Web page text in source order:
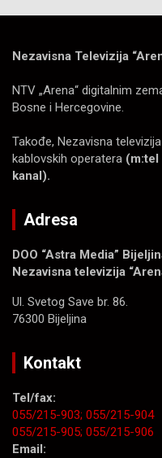
Nezavisna Televizija
NTV „Arena“ digitalnim
Bosne i Hercegovine.
Takođe, Nezavisna
kablovskih operatera (m:tel
kanal).
Adresa
DOO “Astra Media”
Nezavisna televizija
Ul. Svetog Save br. 86.
76300 Bijeljina
Kontakt
Tel/fax:
055/215-903; 055/215-904
055/215-905; 055/215-906
Email: